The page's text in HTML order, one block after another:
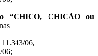
“CHICO, CHICÃO ou
06;
06;